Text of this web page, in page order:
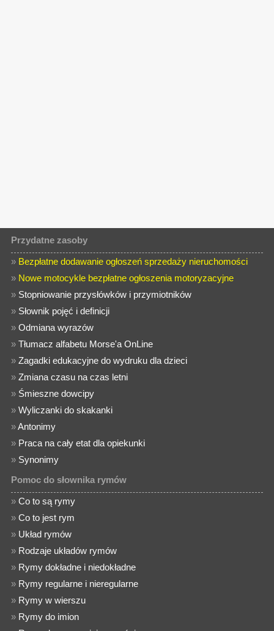
Przydatne zasoby
» Bezpłatne dodawanie ogłoszeń sprzedaży nieruchomości
» Nowe motocykle bezpłatne ogłoszenia motoryzacyjne
» Stopniowanie przysłówków i przymiotników
» Słownik pojęć i definicji
»Odmiana wyrazów
»Tłumacz alfabetu Morse'a OnLine
»Zagadki edukacyjne do wydruku dla dzieci
»Zmiana czasu na czas letni
» Śmieszne dowcipy
»Wyliczanki do skakanki
»Antonimy
» Praca na cały etat dla opiekunki
» Synonimy
Pomoc do słownika rymów
»Co to są rymy
»Co to jest rym
» Układ rymów
» Rodzaje układów rymów
» Rymy dokładne i niedokładne
» Rymy regularne i nieregularne
» Rymy w wierszu
» Rymy do imion